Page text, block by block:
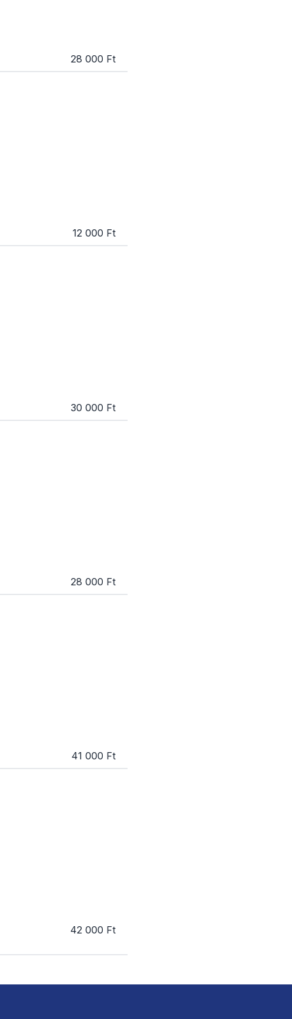
28 000 Ft
12 000 Ft
30 000 Ft
28 000 Ft
41 000 Ft
42 000 Ft